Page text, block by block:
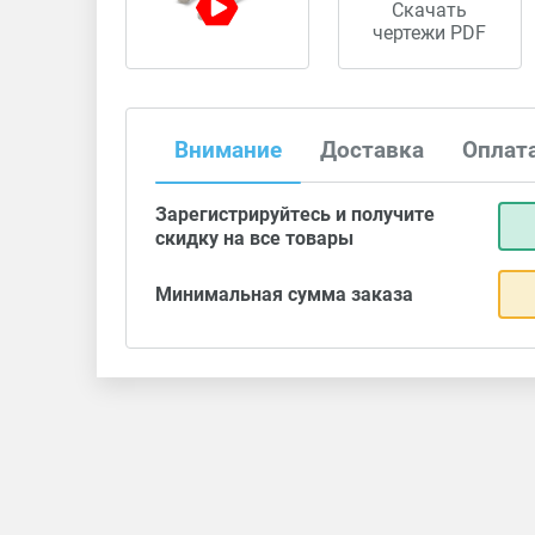
Скачать
чертежи PDF
Внимание Доставка
Зарегистрируйтесь и получите
скидку на все товары
Минимальная сумма заказа